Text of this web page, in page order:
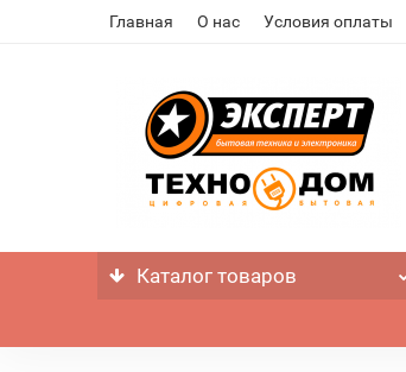
Главная О нас Условия оплаты
Каталог товаров